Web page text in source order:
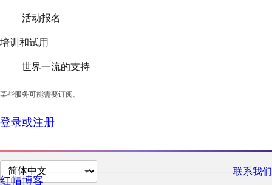
活动报名
培训和试用
世界一流的支持
某些服务可能需要订阅。
登录或注册
切
联系我们
红帽博客